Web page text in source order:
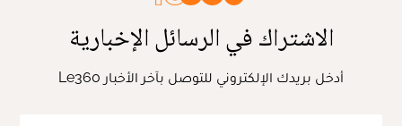
الاشتراك في الرسائل الإخبارية
أدخل بريدك الإلكتروني للتوصل بآخر الأخبار Le360